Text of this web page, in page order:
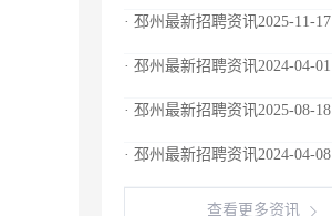
· 邳州最新招聘资讯2025-11-17
· 邳州最新招聘资讯2024-04-01
· 邳州最新招聘资讯2025-08-18
· 邳州最新招聘资讯2024-04-08
查看更多资讯